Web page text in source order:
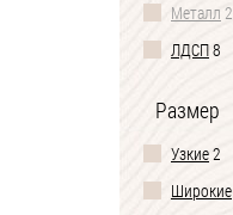
Металл 2
ЛДСП8
Размер
Узкие2
Широкие